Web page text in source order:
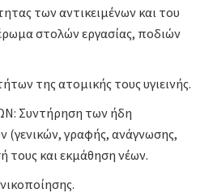
των αντικειμένων και του
στολών εργασίας, ποδιών
της ατομικής τους υγιεινής.
Συντήρηση των ήδη
γραφής, ανάγνωσης,
τους και εκμάθηση νέων.